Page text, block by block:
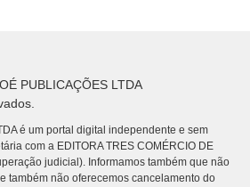
PUBLICAÇÕES LTDA
é um portal digital independente e sem
com a EDITORA TRES COMÉRCIO DE
judicial). Informamos também que não
também não oferecemos cancelamento do